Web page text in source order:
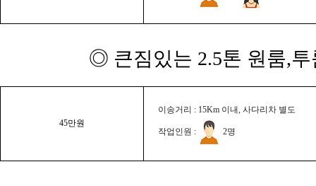
◎ 큰짐있는 2.5톤 원룸,
45만원
이송거리 : 15Km 이내, 사다리차 별도
작업인원 : 2명